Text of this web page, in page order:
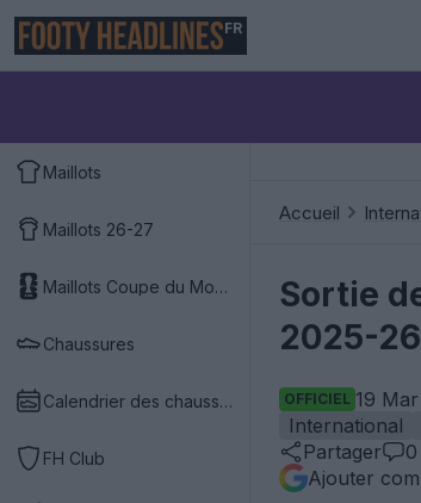
FR
Maillots
Maillots 26-27
Maillots Coupe du Monde 2026
Chaussures
Calendrier des chaussures
FH Club
Accueil
Sortie
2025-
OFFICIEL 19
International
Partager
0
Ajouter